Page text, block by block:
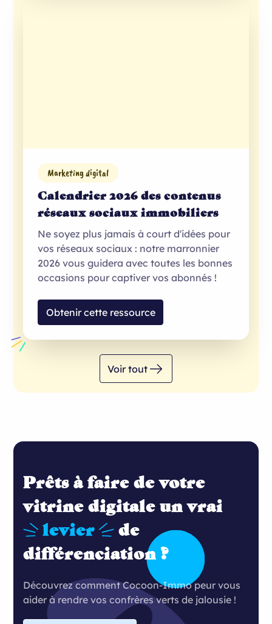
Marketing digital
Calendrier 2026 des contenus
réseaux sociaux immobiliers
Ne soyez plus jamais à court d'idées pour
vos réseaux sociaux : notre marronnier
2026 vous guidera avec toutes les bonnes
occasions pour captiver vos abonnés !
Obtenir cette ressource
Voir tout
Prêts à faire de votre
vitrine digitale un vrai
levier
de
différenciation ?
Découvrez comment Cocoon-Immo peur vous
aider à rendre vos confrères verts de jalousie !